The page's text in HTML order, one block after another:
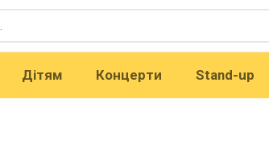
Дітям Концерти Stand-up